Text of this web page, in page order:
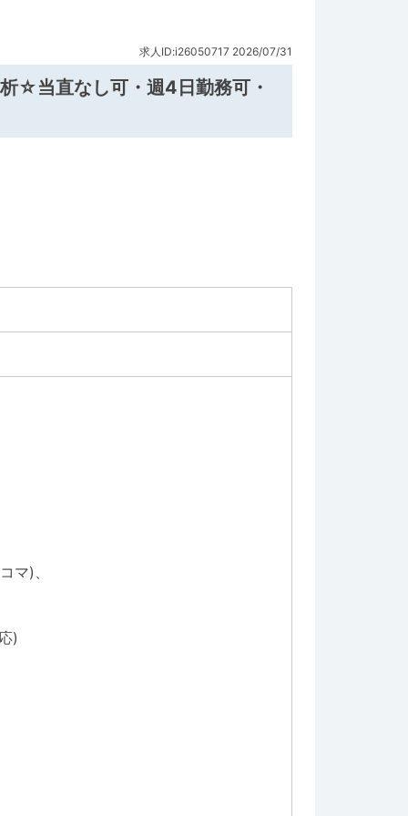
求人ID:i26050717 2026/07/31
☆当直なし可・週4日勤務可・
マ)、
)